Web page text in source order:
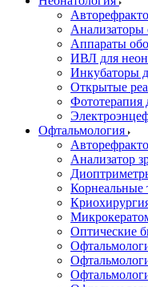
Анализаторы
Аппараты
ИВЛ для
Инкубаторы
Открытые
Фототерапия
Офтальмология
Анализатор
Корнеальные
Оптические